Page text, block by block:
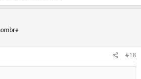
#18